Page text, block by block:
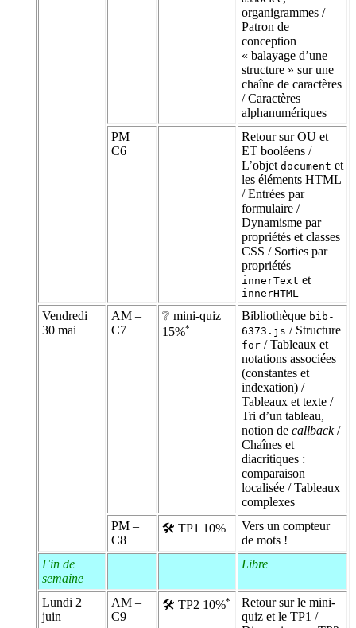
organigrammes /
Patron de
conception
« balayage d’une
structure » sur une
chaîne de caractères
/ Caractères
alphanumériques
PM –
C6
Retour sur OU et
ET booléens /
L’objet document et
les éléments HTML
/ Entrées par
formulaire /
Dynamisme par
propriétés et classes
CSS / Sorties par
propriétés
innerText et
innerHTML
Vendredi
30 mai
AM –
C7
❔ mini-quiz
15%*
Bibliothèque bib-
6373.js / Structure
for/ Tableaux et
notations associées
(constantes et
indexation) /
Tableaux et texte /
Tri d’un tableau,
notion de callback/
Chaînes et
diacritiques :
comparaison
localisée / Tableaux
complexes
PM –
C8
🛠 TP1 10%
Vers un compteur
de mots !
Fin de
semaine
Libre
Lundi 2
juin
AM –
C9
🛠 TP2 10%*
Retour sur le mini-
quiz et le TP1 /